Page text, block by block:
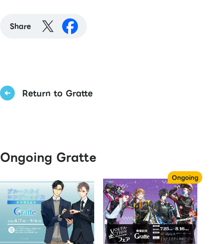
Share
Return to Gratte
Ongoing Gratte